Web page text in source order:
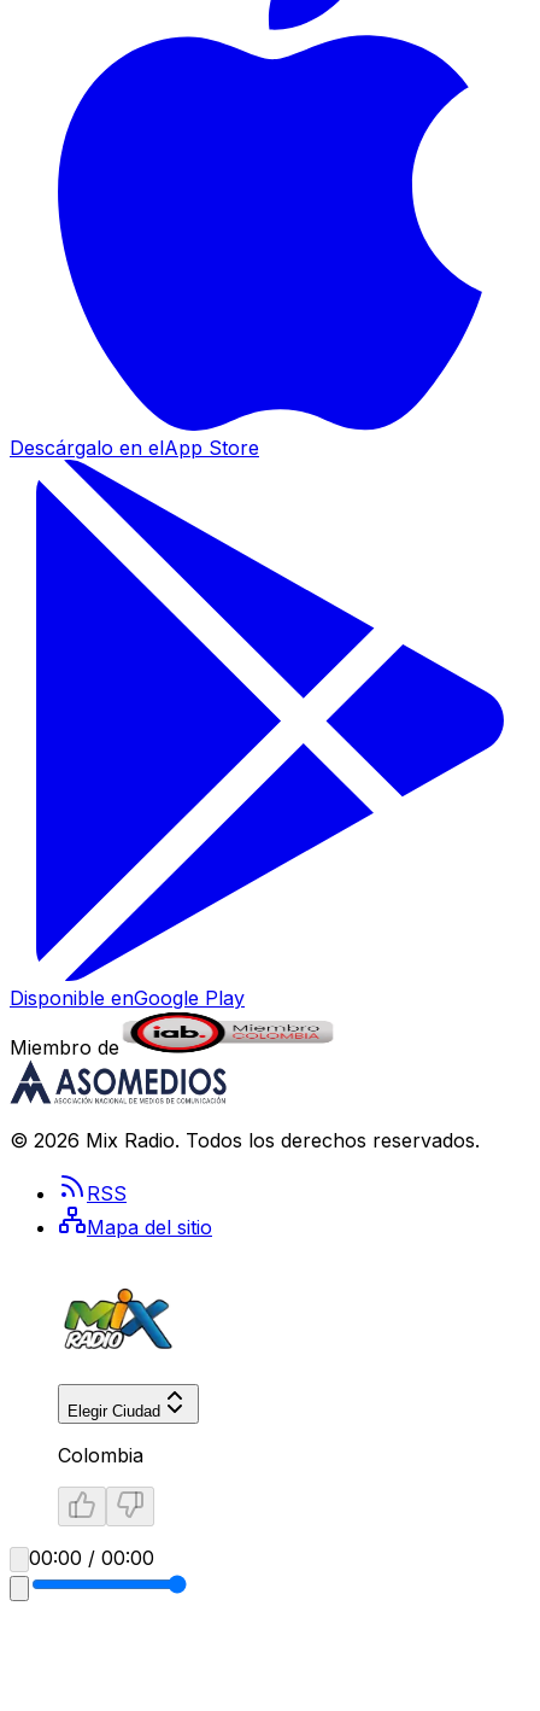
Descárgalo en elApp Store
Disponible enGoogle Play
Miembro de
© 2026 Mix Radio. Todos los derechos reservados.
RSS
Mapa del sitio
Elegir Ciudad
Colombia
00:00 / 00:00